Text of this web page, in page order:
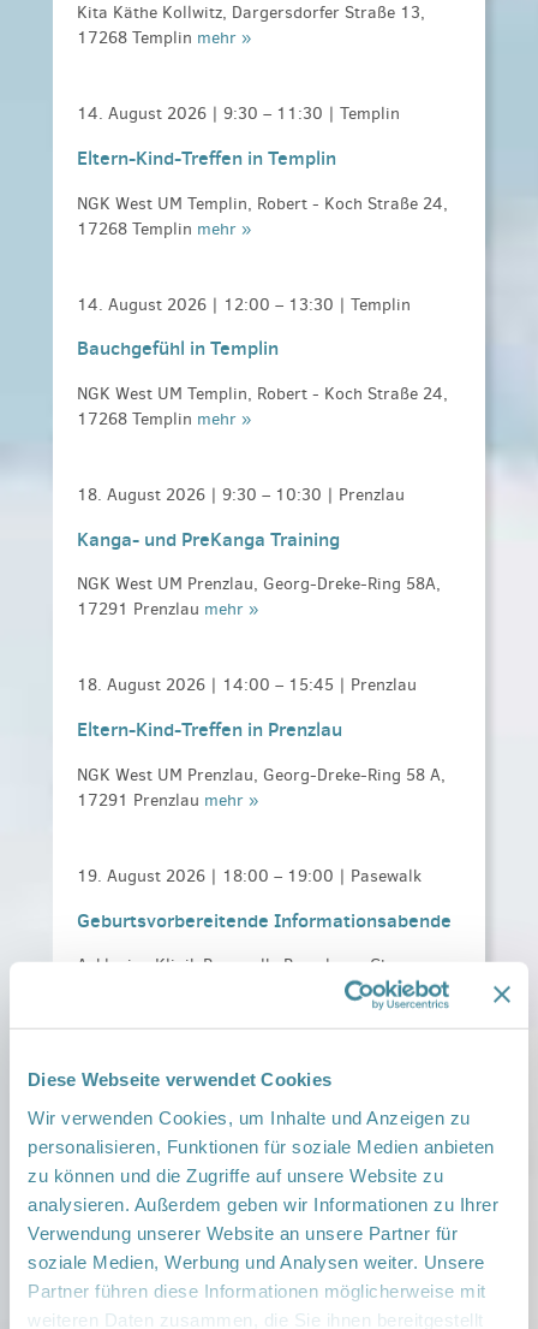
Diese Webseite verwendet Cookies
Wir verwenden Cookies, um Inhalte und Anzeigen zu
personalisieren, Funktionen für soziale Medien anbieten
zu können und die Zugriffe auf unsere Website zu
analysieren. Außerdem geben wir Informationen zu Ihrer
Verwendung unserer Website an unsere Partner für
soziale Medien, Werbung und Analysen weiter. Unsere
Partner führen diese Informationen möglicherweise mit
weiteren Daten zusammen, die Sie ihnen bereitgestellt
Kita Käthe Kollwitz, Dargersdorfer Straße 13,
17268 Templin mehr »
14. August 2026 | 9:30 – 11:30 | Templin
Eltern-Kind-Treffen in Templin
NGK West UM Templin, Robert - Koch Straße 24,
17268 Templin mehr »
14. August 2026 | 12:00 – 13:30 | Templin
Bauchgefühl in Templin
NGK West UM Templin, Robert - Koch Straße 24,
17268 Templin mehr »
18. August 2026 | 9:30 – 10:30 | Prenzlau
Kanga- und PreKanga Training
NGK West UM Prenzlau, Georg-Dreke-Ring 58A,
17291 Prenzlau mehr »
18. August 2026 | 14:00 – 15:45 | Prenzlau
Eltern-Kind-Treffen in Prenzlau
NGK West UM Prenzlau, Georg-Dreke-Ring 58 A,
17291 Prenzlau mehr »
19. August 2026 | 18:00 – 19:00 | Pasewalk
Geburtsvorbereitende Informationsabende
Asklepios Klinik Pasewalk, Prenzlauer Chaussee
Krabbelgruppe/ Familientreff Kita Käthe
Kollwitz
Kita Käthe Kollwitz, Dargersdorfer Straße 13,
17268 Templinmehr »
20. August 2026 | 9:30 10:30
Kanga- und PreKanga Training